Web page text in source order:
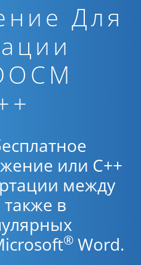
Для
или C++
между
также в
® Word.